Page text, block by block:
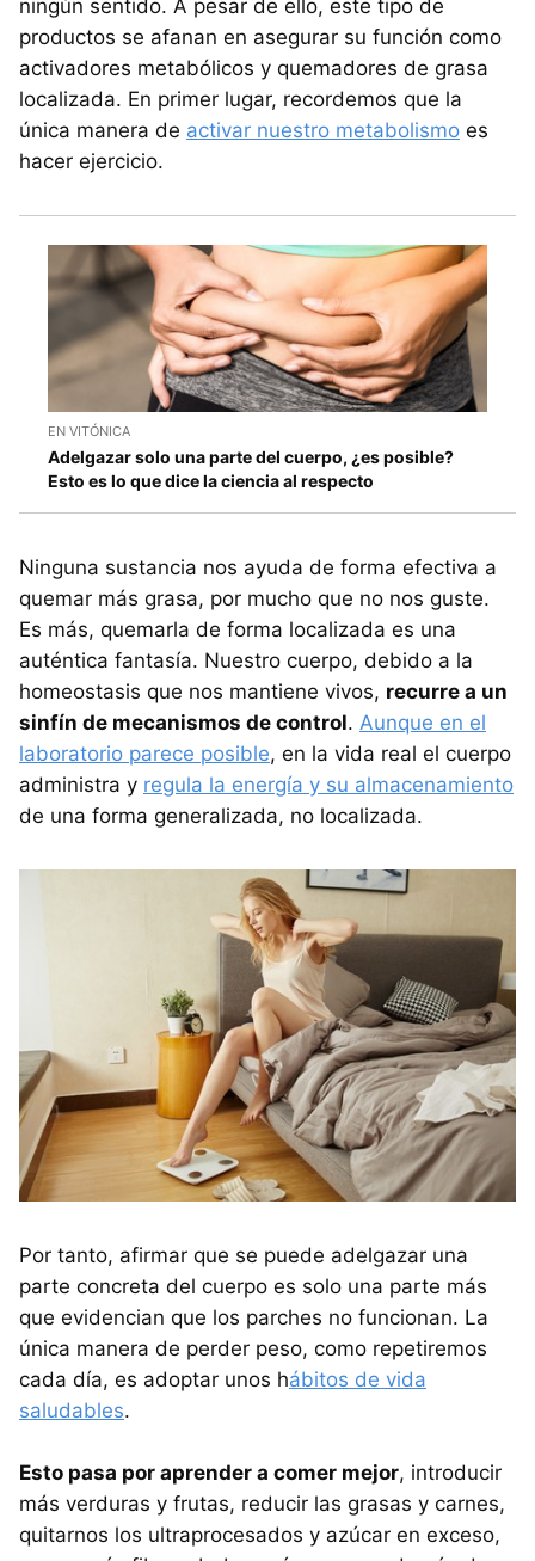
ningún sentido. A pesar de ello, este tipo de
productos se afanan en asegurar su función como
activadores metabólicos y quemadores de grasa
localizada. En primer lugar, recordemos que la
única manera de activar nuestro metabolismo es
hacer ejercicio.
EN VITÓNICA
Adelgazar solo una parte del cuerpo, ¿es posible?
Esto es lo que dice la ciencia al respecto
Ninguna sustancia nos ayuda de forma efectiva a
quemar más grasa, por mucho que no nos guste.
Es más, quemarla de forma localizada es una
auténtica fantasía. Nuestro cuerpo, debido a la
homeostasis que nos mantiene vivos, recurre a un
sinfín de mecanismos de control. Aunque en el
laboratorio parece posible, en la vida real el cuerpo
administra y regula la energía y su almacenamiento
de una forma generalizada, no localizada.
Por tanto, afirmar que se puede adelgazar una
parte concreta del cuerpo es solo una parte más
que evidencian que los parches no funcionan. La
única manera de perder peso, como repetiremos
cada día, es adoptar unos hábitos de vida
saludables.
Esto pasa por aprender a comer mejor, introducir
más verduras y frutas, reducir las grasas y carnes,
quitarnos los ultraprocesados y azúcar en exceso,